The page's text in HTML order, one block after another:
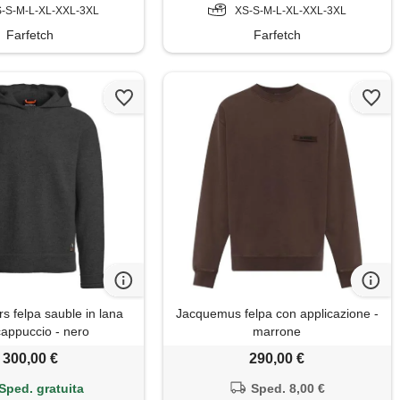
S-M-L-XL-XXL-3XL
Farfetch
XS-S-M-L-XL-XXL-3XL
Farfetch
felpa sauble in lana
- nero
300,00 €
gratuita
Jacquemus felpa con applicazione -
marrone
290,00 €
Sped. 8,00 €